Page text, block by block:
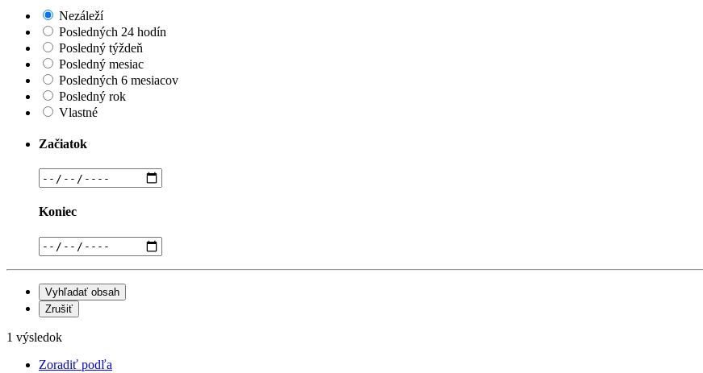
Nezáleží
Posledných 24 hodín
Posledný týždeň
Posledný mesiac
Posledných 6 mesiacov
Posledný rok
Vlastné
Začiatok
Koniec
Vyhľadať obsah
Zrušiť
1 výsledok
Zoradiť podľa